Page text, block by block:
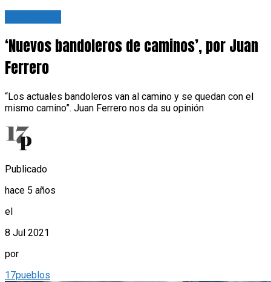
‘Nuevos bandoleros de caminos’, por Juan
Ferrero
“Los actuales bandoleros van al camino y se quedan con el
mismo camino”. Juan Ferrero nos da su opinión
Publicado
hace 5 años
el
8 Jul 2021
por
17pueblos